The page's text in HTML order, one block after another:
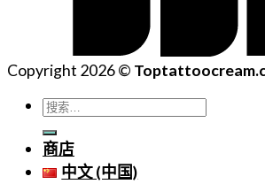
Copyright 2026 ©
搜
索：
商店
中文 (中国)